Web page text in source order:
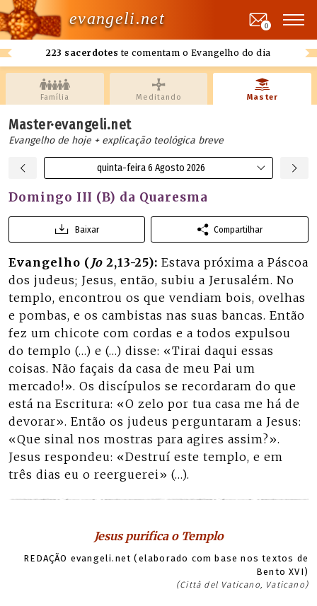
evangeli.net
223 sacerdotes te comentam o Evangelho do dia
0
Família Meditando Master
Master·evangeli.net
Evangelho de hoje + explicação teológica breve
quinta-feira 6 Agosto 2026
Domingo III (B) da Quaresma
Baixar Compartilhar
Evangelho ( Jo 2,13-25): Estava próxima a Páscoa
dos judeus; Jesus, então, subiu a Jerusalém. No
templo, encontrou os que vendiam bois, ovelhas
e pombas, e os cambistas nas suas bancas. Então
fez um chicote com cordas e a todos expulsou
do templo (…) e (…) disse: «Tirai daqui essas
coisas. Não façais da casa de meu Pai um
mercado!». Os discípulos se recordaram do que
está na Escritura: «O zelo por tua casa me há de
devorar». Então os judeus perguntaram a Jesus:
«Que sinal nos mostras para agires assim?».
Jesus respondeu: «Destruí este templo, e em
três dias eu o reerguerei» (…).
Jesus purifica o Templo
REDAÇÃO evangeli.net (elaborado com base nos textos de
Bento XVI)
(Città del Vaticano, Vaticano)